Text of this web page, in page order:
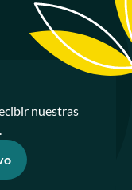
nuestras